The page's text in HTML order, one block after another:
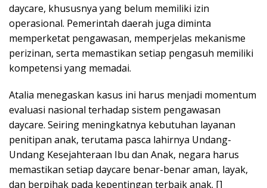
daycare, khususnya yang belum memiliki izin
operasional. Pemerintah daerah juga diminta
memperketat pengawasan, memperjelas mekanisme
perizinan, serta memastikan setiap pengasuh memiliki
kompetensi yang memadai.
Atalia menegaskan kasus ini harus menjadi momentum
evaluasi nasional terhadap sistem pengawasan
daycare. Seiring meningkatnya kebutuhan layanan
penitipan anak, terutama pasca lahirnya Undang-
Undang Kesejahteraan Ibu dan Anak, negara harus
memastikan setiap daycare benar-benar aman, layak,
dan berpihak pada kepentingan terbaik anak. []